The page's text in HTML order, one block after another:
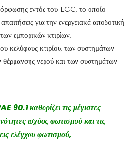
εντός του IECC, το οποίο
απαιτήσεις για την ενεργειακά αποδοτική
εμπορικών κτιρίων,
κελύφους κτιρίου, των συστημάτων
νερού και των συστημάτων
90.1 καθορίζει τις μέγιστες
ισχύος φωτισμού και τις
ελέγχου φωτισμού,